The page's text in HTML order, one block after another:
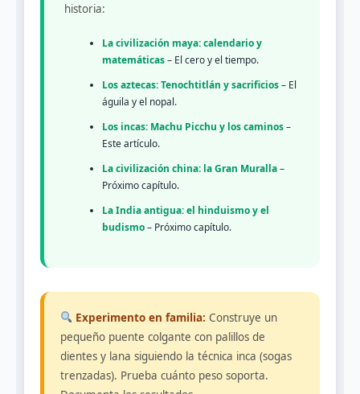
historia:
La civilización maya: calendario y
matemáticas– El cero y el tiempo.
Los aztecas: Tenochtitlán y sacrificios– El
águila y el nopal.
Los incas: Machu Picchu y los caminos–
Este artículo.
La civilización china: la Gran Muralla–
Próximo capítulo.
La India antigua: el hinduismo y el
budismo– Próximo capítulo.
Experimento en familia: Construye un
pequeño puente colgante con palillos de
dientes y lana siguiendo la técnica inca (sogas
trenzadas). Prueba cuánto peso soporta.